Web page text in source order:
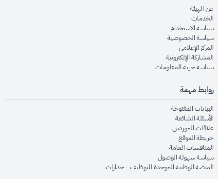
عن الهيئةopens in new window
الخدماتopens in new window
سياسة الاستخدام
سياسة الخصوصيةopens in new window
المركز الإعلاميopens in new window
المشاركة الإلكترونيةopens in new window
سياسة حرية المعلوماتopens in new window
روابط مهمة
البيانات المفتوحةopens in new window
الأسئلة الشائعةopens in new window
علاقات الموردينopens in new window
خريطة الموقعopens in new window
المنافسات العامةopens in new window
سياسة سهولة الوصولopens in new window
المنصة الوطنية الموحدة للتوظيف - جداراتopens in new window